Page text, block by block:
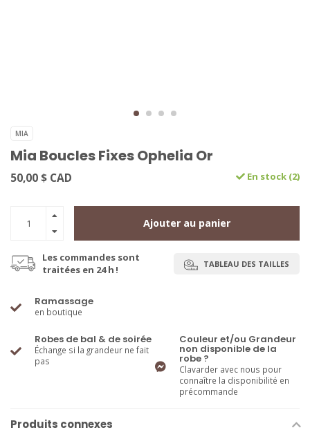
MIA
Mia Boucles Fixes Ophelia Or
50,00 $ CAD En stock (2)
Ajouter au panier
Les commandes sont
traitées en 24 h !
TABLEAU DES TAILLES
Ramassage
en boutique
Robes de bal & de soirée
Échange si la grandeur ne fait
pas
Couleur et/ou Grandeur
non disponible de la
robe ?
Clavarder avec nous pour
connaître la disponibilité en
précommande
Produits connexes